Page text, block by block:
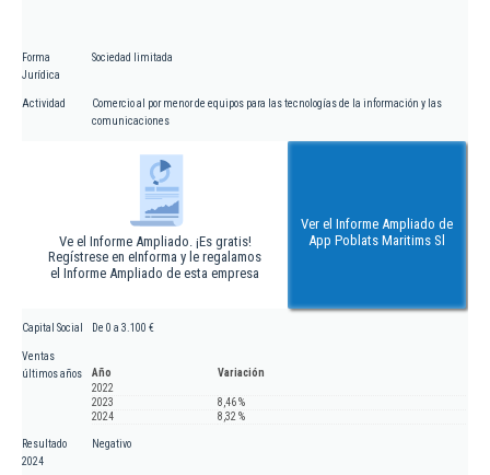
Forma
Jurídica
Sociedad limitada
Actividad
Comercio al por menor de equipos para las tecnologías de la información y las
comunicaciones
Ve el Informe Ampliado. ¡Es gratis!
Regístrese en eInforma y le regalamos
el Informe Ampliado de esta empresa
Ver el Informe Ampliado de
App Poblats Maritims Sl
Capital Social De 0 a 3.100 €
Ventas
últimos años
Año
Variación
2022
2023
8,46 %
2024
8,32 %
Resultado
2024
Negativo